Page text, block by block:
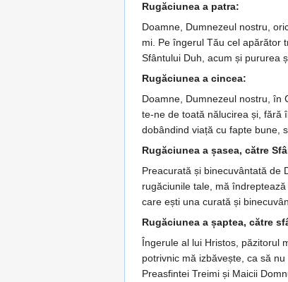
Rugăciunea a patra:
Doamne, Dumnezeul nostru,
mi. Pe îngerul Tău cel apără­tor
Sfân­­tului Duh, acum și pururea
Rugăciunea a cincea:
Doamne, Dumnezeul nostru, în
te-ne de toa­tă nălu­cirea și, fără
dobândind viață cu fapte bu­ne,
Rugăciunea a șasea, către
Preacurată și binecuvântată de
ru­gă­ciunile tale, mă
care ești una cu­rată și
Rugăciunea a șaptea, către
Îngerule al lui Hristos, păzitorul
potri­v­nic mă izbăvește, ca să
Preasfintei Trei­mi și Mai­cii